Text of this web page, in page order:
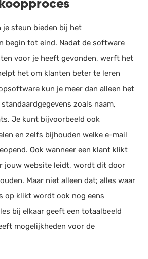
je steun bieden bij het
begin tot eind. Nadat de software
voor je heeft gevonden, werft het
het om klanten beter te leren
kun je meer dan alleen het
zoals naam,
Je kunt bijvoorbeeld ook
en zelfs bijhouden welke e-mail
Ook wanneer een klant klikt
jouw website leidt, wordt dit door
Maar niet alleen dat; alles waar
op klikt wordt ook nog eens
bij elkaar geeft een totaalbeeld
mogelijkheden voor de